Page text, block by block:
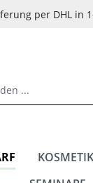
per DHL in
KOSMETIK